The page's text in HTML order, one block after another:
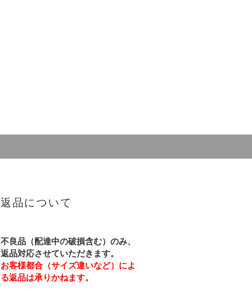
返品について
不良品（配達中の破損含む）のみ、
返品対応させていただきます。
お客様都合（サイズ違いなど）によ
る返品は承りかねます。